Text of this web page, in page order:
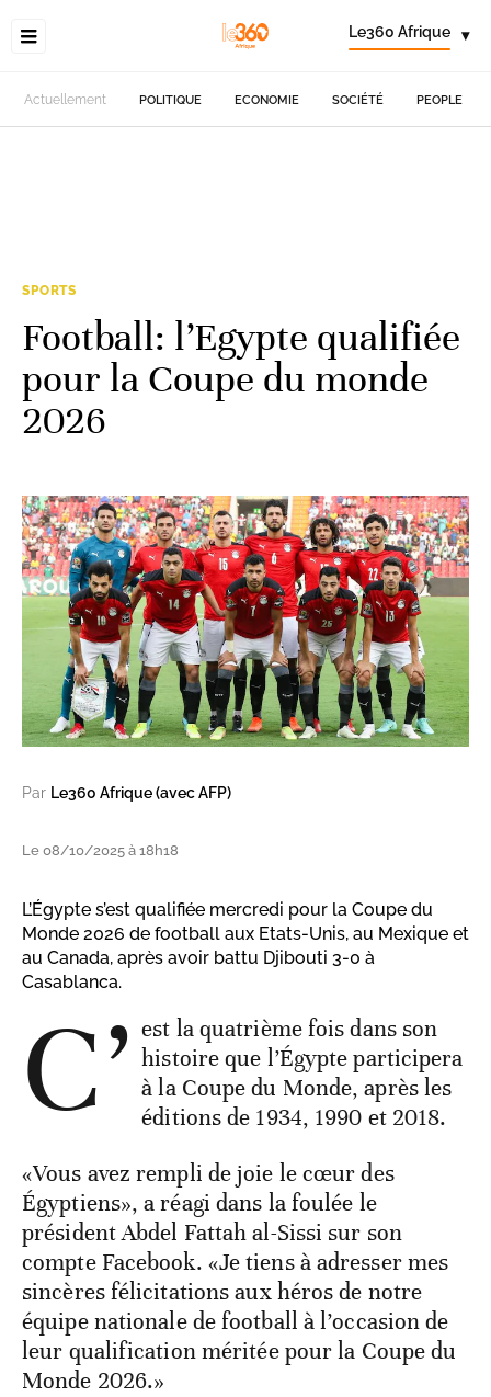
Le360 Afrique ▾
Actuellement POLITIQUE ECONOMIE SOCIÉTÉ PEOPLE
SPORTS
Football: l’Egypte qualifiée
pour la Coupe du monde
2026
Par Le360 Afrique (avec AFP)
Le 08/10/2025 à 18h18
L’Égypte s’est qualifiée mercredi pour la Coupe du
Monde 2026 de football aux Etats-Unis, au Mexique et
au Canada, après avoir battu Djibouti 3-0 à
Casablanca.
C’ est la quatrième fois dans son
histoire que l’Égypte participera
à la Coupe du Monde, après les
éditions de 1934, 1990 et 2018.
«Vous avez rempli de joie le cœur des
Égyptiens», a réagi dans la foulée le
président Abdel Fattah al-Sissi sur son
compte Facebook. «Je tiens à adresser mes
sincères félicitations aux héros de notre
équipe nationale de football à l’occasion de
leur qualification méritée pour la Coupe du
Monde 2026.»